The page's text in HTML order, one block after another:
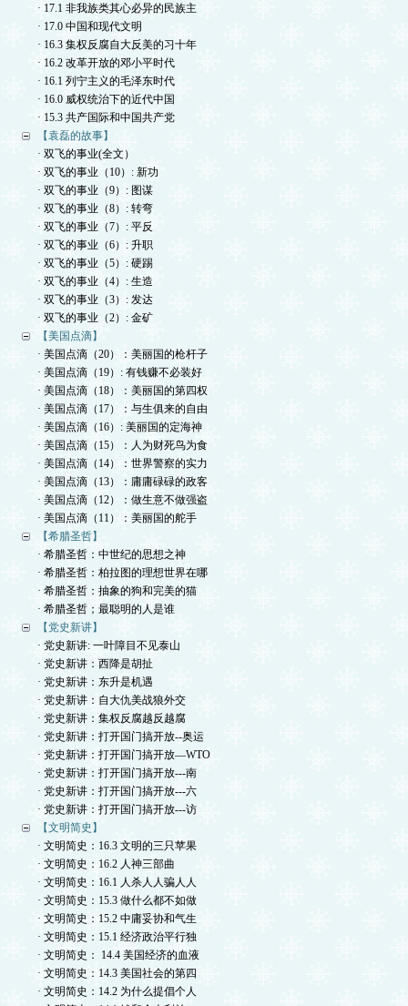
· 17.1 非我族类其心必异的民族主
· 17.0 中国和现代文明
· 16.3 集权反腐自大反美的习十年
· 16.2 改革开放的邓小平时代
· 16.1 列宁主义的毛泽东时代
· 16.0 威权统治下的近代中国
· 15.3 共产国际和中国共产党
【袁磊的故事】
· 双飞的事业(全文）
· 双飞的事业（10）: 新功
· 双飞的事业（9）: 图谋
· 双飞的事业（8）: 转弯
· 双飞的事业（7）: 平反
· 双飞的事业（6）: 升职
· 双飞的事业（5）: 硬踢
· 双飞的事业（4）: 生造
· 双飞的事业（3）: 发达
· 双飞的事业（2）: 金矿
【美国点滴】
· 美国点滴（20）：美丽国的枪杆子
· 美国点滴（19）: 有钱赚不必装好
· 美国点滴（18）：美丽国的第四权
· 美国点滴（17）：与生俱来的自由
· 美国点滴（16）: 美丽国的定海神
· 美国点滴（15）：人为财死鸟为食
· 美国点滴（14）：世界警察的实力
· 美国点滴（13）：庸庸碌碌的政客
· 美国点滴（12）：做生意不做强盗
· 美国点滴（11）：美丽国的舵手
【希腊圣哲】
· 希腊圣哲：中世纪的思想之神
· 希腊圣哲：柏拉图的理想世界在哪
· 希腊圣哲：抽象的狗和完美的猫
· 希腊圣哲；最聪明的人是谁
【党史新讲】
· 党史新讲: 一叶障目不见泰山
· 党史新讲：西降是胡扯
· 党史新讲：东升是机遇
· 党史新讲：自大仇美战狼外交
· 党史新讲：集权反腐越反越腐
· 党史新讲：打开国门搞开放--奥运
· 党史新讲：打开国门搞开放—WTO
· 党史新讲：打开国门搞开放---南
· 党史新讲：打开国门搞开放---六
· 党史新讲：打开国门搞开放---访
【文明简史】
· 文明简史：16.3 文明的三只苹果
· 文明简史：16.2 人神三部曲
· 文明简史：16.1 人杀人人骗人人
· 文明简史：15.3 做什么都不如做
· 文明简史：15.2 中庸妥协和气生
· 文明简史：15.1 经济政治平行独
· 文明简史： 14.4 美国经济的血液
· 文明简史：14.3 美国社会的第四
· 文明简史：14.2 为什么提倡个人